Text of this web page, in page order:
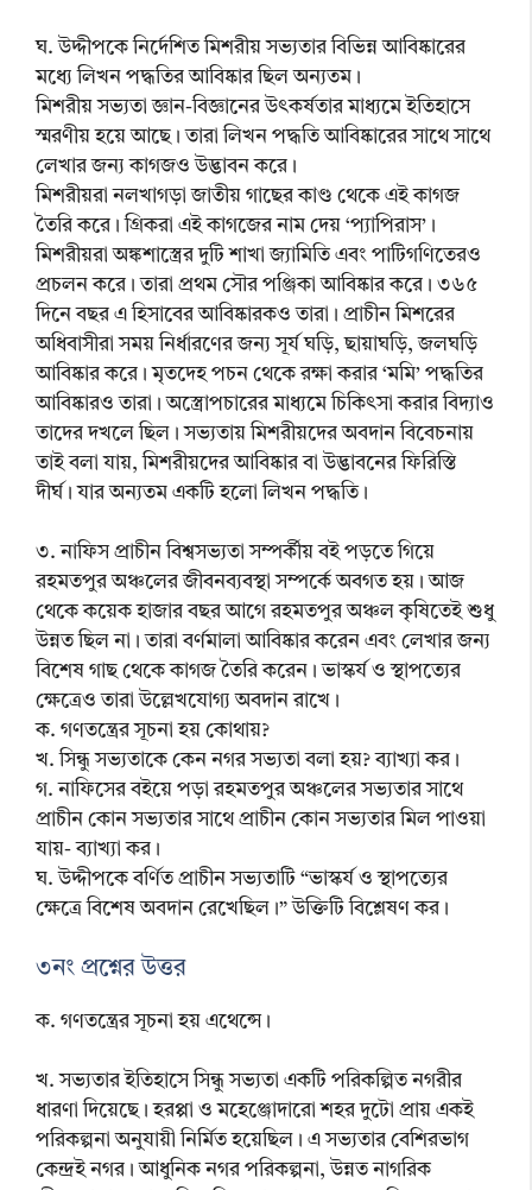
ঘ. উদ্দীপকে নির্দেশিত মিশরীয় সভ্যতার বিভিন্ন আবিষ্কারের
মধ্যে লিখন পদ্ধতির আবিষ্কার ছিল অন্যতম।
মিশরীয় সভ্যতা জ্ঞান-বিজ্ঞানের উৎকর্ষতার মাধ্যমে ইতিহাসে
স্মরণীয় হয়ে আছে। তারা লিখন পদ্ধতি আবিষ্কারের সাথে সাথে
লেখার জন্য কাগজও উদ্ভাবন করে।
মিশরীয়রা নলখাগড়া জাতীয় গাছের কাণ্ড থেকে এই কাগজ
তৈরি করে। গ্রিকরা এই কাগজের নাম দেয় ‘প্যাপিরাস’।
মিশরীয়রা অঙ্কশাস্ত্রের দুটি শাখা জ্যামিতি এবং পাটিগণিতেরও
প্রচলন করে। তারা প্রথম সৌর পঞ্জিকা আবিষ্কার করে। ৩৬৫
দিনে বছর এ হিসাবের আবিষ্কারকও তারা। প্রাচীন মিশরের
অধিবাসীরা সময় নির্ধারণের জন্য সূর্য ঘড়ি, ছায়াঘড়ি, জলঘড়ি
আবিষ্কার করে। মৃতদেহ পচন থেকে রক্ষা করার ‘মমি’ পদ্ধতির
আবিষ্কারও তারা। অস্ত্রোপচারের মাধ্যমে চিকিৎসা করার বিদ্যাও
তাদের দখলে ছিল। সভ্যতায় মিশরীয়দের অবদান বিবেচনায়
তাই বলা যায়, মিশরীয়দের আবিষ্কার বা উদ্ভাবনের ফিরিস্তি
দীর্ঘ। যার অন্যতম একটি হলো লিখন পদ্ধতি।
৩. নাফিস প্রাচীন বিশ্বসভ্যতা সম্পৰ্কীয় বই পড়তে গিয়ে
রহমতপুর অঞ্চলের জীবনব্যবস্থা সম্পর্কে অবগত হয়। আজ
থেকে কয়েক হাজার বছর আগে রহমতপুর অঞ্চল কৃষিতেই শুধু
উন্নত ছিল না। তারা বর্ণমালা আবিষ্কার করেন এবং লেখার জন্য
বিশেষ গাছ থেকে কাগজ তৈরি করেন। ভাস্কর্য ও স্থাপত্যের
ক্ষেত্রেও তারা উল্লেখযোগ্য অবদান রাখে।
ক. গণতন্ত্রের সূচনা হয় কোথায়?
খ. সিন্ধু সভ্যতাকে কেন নগর সভ্যতা বলা হয়? ব্যাখ্যা কর।
গ. নাফিসের বইয়ে পড়া রহমতপুর অঞ্চলের সভ্যতার সাথে
প্রাচীন কোন সভ্যতার সাথে প্রাচীন কোন সভ্যতার মিল পাওয়া
যায়- ব্যাখ্যা কর।
ঘ. উদ্দীপকে বর্ণিত প্রাচীন সভ্যতাটি “ভাস্কর্য ও স্থাপত্যের
ক্ষেত্রে বিশেষ অবদান রেখেছিল।” উক্তিটি বিশ্লেষণ কর।
৩নং প্রশ্নের উত্তর
ক. গণতন্ত্রের সূচনা হয় এথেন্সে।
খ. সভ্যতার ইতিহাসে সিন্ধু সভ্যতা একটি পরিকল্পিত নগরীর
ধারণা দিয়েছে। হরপ্পা ও মহেঞ্জোদারো শহর দুটো প্রায় একই
পরিকল্পনা অনুযায়ী নির্মিত হয়েছিল। এ সভ্যতার বেশিরভাগ
কেন্দ্রই নগর। আধুনিক নগর পরিকল্পনা, উন্নত নাগরিক